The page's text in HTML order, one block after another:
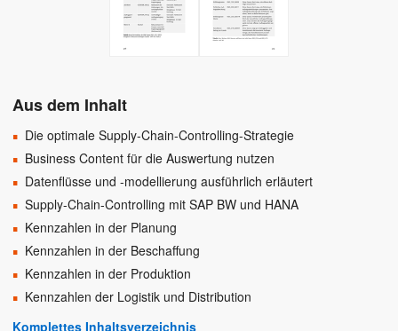
Aus dem Inhalt
Die optimale Supply-Chain-Controlling-Strategie
Business Content für die Auswertung nutzen
Datenflüsse und -modellierung ausführlich erläutert
Supply-Chain-Controlling mit SAP BW und HANA
Kennzahlen in der Planung
Kennzahlen in der Beschaffung
Kennzahlen in der Produktion
Kennzahlen der Logistik und Distribution
Komplettes Inhaltsverzeichnis